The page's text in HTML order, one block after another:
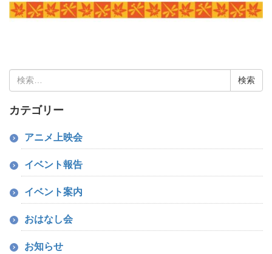
索:
カテゴリー
アニメ上映会
イベント報告
イベント案内
おはなし会
お知らせ